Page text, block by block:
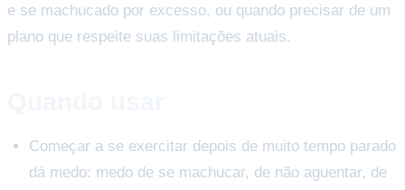
e se machucado por excesso, ou quando precisar de um
plano que respeite suas limitações atuais.
Começar a se exercitar depois de muito tempo parado
dá medo: medo de se machucar, de não aguentar, de